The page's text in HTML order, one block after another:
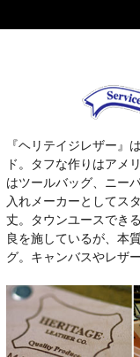
『ヘリテイジレザー』
ド。タフな作りはアメ
はツールバッグ、ニー
入れメーカーとしてス
丈。タウンユースでき
良を施しているが、本
グ。キャンバスやレザ